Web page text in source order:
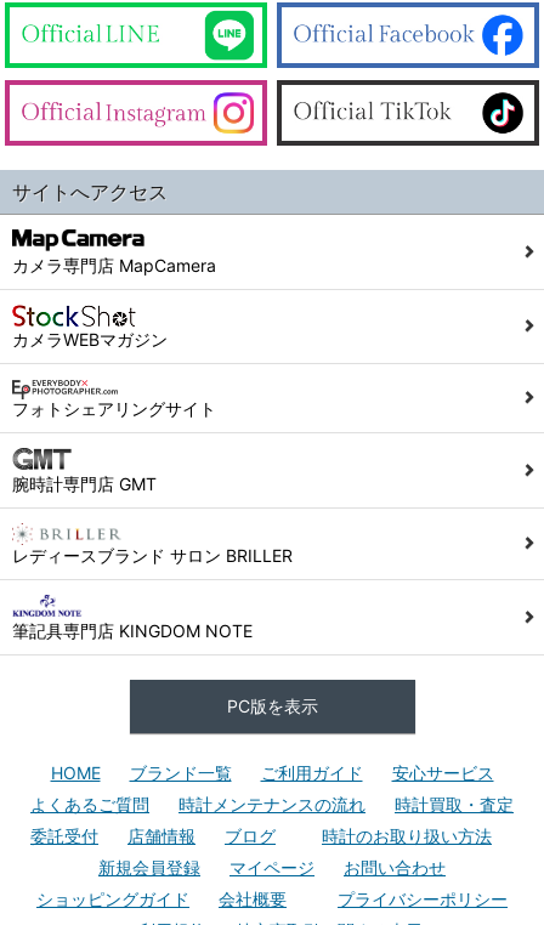
サイトへアクセス
カメラ専門店 MapCamera
カメラWEBマガジン
フォトシェアリングサイト
腕時計専門店 GMT
レディースブランド サロン BRILLER
筆記具専門店 KINGDOM NOTE
PC版を表示
HOME ブランド一覧 ご利用ガイド
安心サービス
よくあるご質問
時計メンテナンスの流れ
時計買取・査定
委託受付
店舗情報 ブログ
時計のお取り扱い方法
新規会員登録
マイページ
お問い合わせ
ショッピングガイド
会社概要
プライバシーポリシー